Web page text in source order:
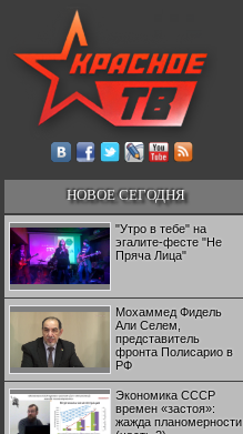
НОВОЕ СЕГОДНЯ
"Утро в тебе" на
эгалите-фесте "Не
Пряча Лица"
Мохаммед Фидель
Али Селем,
представитель
фронта Полисарио в
РФ
Экономика СССР
времен «застоя»:
жажда планомерности